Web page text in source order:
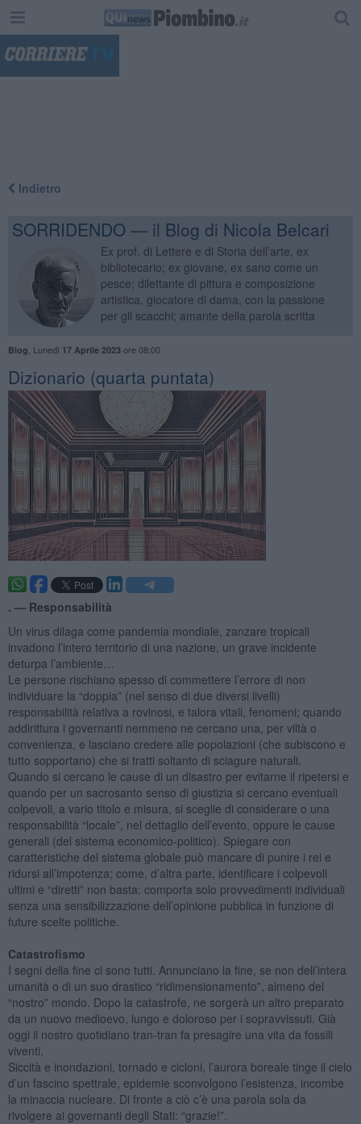
Indietro
SORRIDENDO — il Blog di Nicola Belcari
Ex prof. di Lettere e di Storia dell’arte, ex
bibliotecario; ex giovane, ex sano come un
pesce; dilettante di pittura e composizione
artistica, giocatore di dama, con la passione
per gli scacchi; amante della parola scritta
Blog Lunedì 17 Aprile 2023ore 08:00
​Dizionario (quarta puntata)
. — Responsabilità
Un virus dilaga come pandemia mondiale, zanzare tropicali
invadono l’intero territorio di una nazione, un grave incidente
deturpa l’ambiente…
Le persone rischiano spesso di commettere l’errore di non
individuare la “doppia” (nel senso di due diversi livelli)
responsabilità relativa a rovinosi, e talora vitali, fenomeni; quando
addirittura i governanti nemmeno ne cercano una, per viltà o
convenienza, e lasciano credere alle popolazioni (che subiscono e
tutto sopportano) che si tratti soltanto di sciagure naturali.
Quando si cercano le cause di un disastro per evitarne il ripetersi e
quando per un sacrosanto senso di giustizia si cercano eventuali
colpevoli, a vario titolo e misura, si sceglie di considerare o una
responsabilità “locale”, nel dettaglio dell’evento, oppure le cause
generali (del sistema economico-politico). Spiegare con
caratteristiche del sistema globale può mancare di punire i rei e
ridursi all’impotenza; come, d’altra parte, identificare i colpevoli
ultimi e “diretti” non basta: comporta solo provvedimenti individuali
senza una sensibilizzazione dell’opinione pubblica in funzione di
future scelte politiche.
Catastrofismo
I segni della fine ci sono tutti. Annunciano la fine, se non dell’intera
umanità o di un suo drastico “ridimensionamento”, almeno del
“nostro” mondo. Dopo la catastrofe, ne sorgerà un altro preparato
da un nuovo medioevo, lungo e doloroso per i sopravvissuti. Già
oggi il nostro quotidiano tran-tran fa presagire una vita da fossili
viventi.
Siccità e inondazioni, tornado e cicloni, l’aurora boreale tinge il cielo
d’un fascino spettrale, epidemie sconvolgono l’esistenza, incombe
la minaccia nucleare. Di fronte a ciò c’è una parola sola da
rivolgere ai governanti degli Stati: “grazie!”.